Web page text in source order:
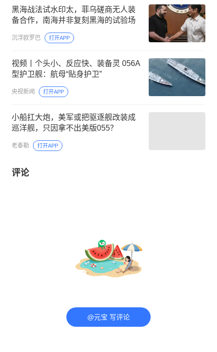
黑海战法试水印太，菲乌磋商无人装
备合作，南海并非复刻黑海的试验场
沉浮欧罗巴 打开APP
视频丨个头小、反应快、装备灵 056A
型护卫舰：航母“贴身护卫”
央视新闻 打开APP
小船扛大炮，美军或把驱逐舰改装成
巡洋舰，只因拿不出美版055？
老泰勒 打开APP
评论
@元宝 写评论